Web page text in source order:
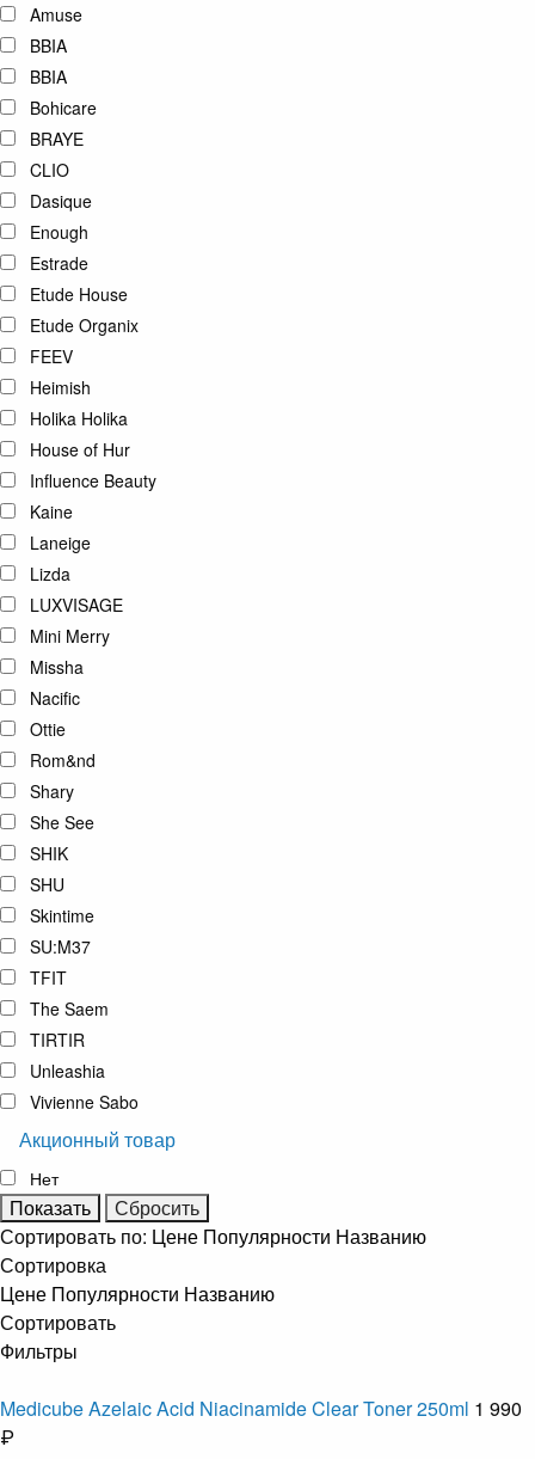
Amuse
BBIA
BBIA
Bohicare
BRAYE
CLIO
Dasique
Enough
Estrade
Etude House
Etude Organix
FEEV
Heimish
Holika Holika
House of Hur
Influence Beauty
Kaine
Laneige
Lizda
LUXVISAGE
Mini Merry
Missha
Nacific
Ottie
Rom&nd
Shary
She See
SHIK
SHU
Skintime
SU:M37
TFIT
The Saem
TIRTIR
Unleashia
Vivienne Sabo
Акционный товар
Нет
Сортировать по: Цене Популярности Названию
Сортировка
Цене Популярности Названию
Сортировать
Фильтры
Medicube Azelaic Acid Niacinamide Clear Toner 250ml 1 990
₽